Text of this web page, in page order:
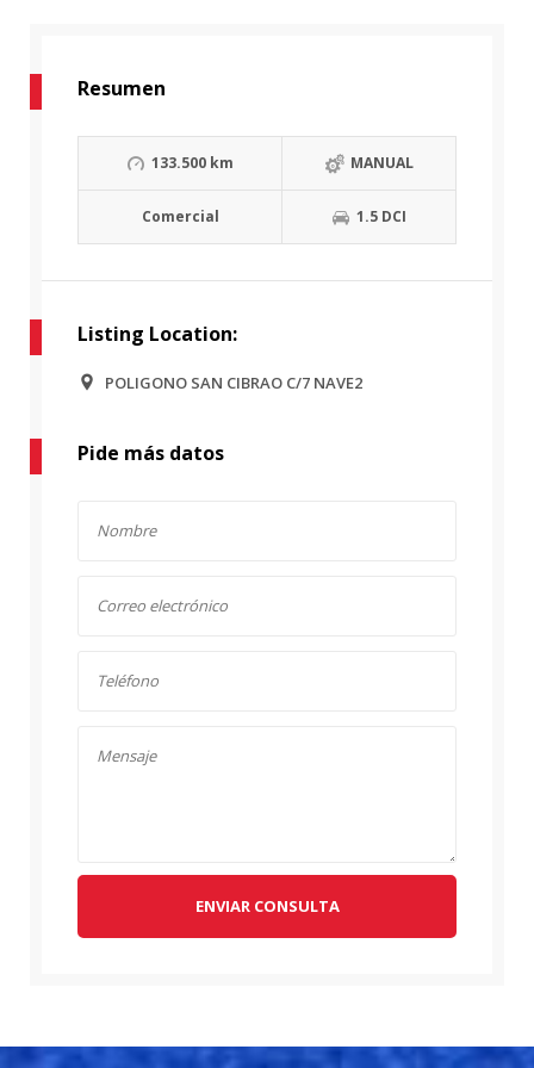
Resumen
133.500 km MANUAL
Comercial 1.5 DCI
Listing Location:
POLIGONO SAN CIBRAO C/7 NAVE2
Pide más datos
ENVIAR CONSULTA